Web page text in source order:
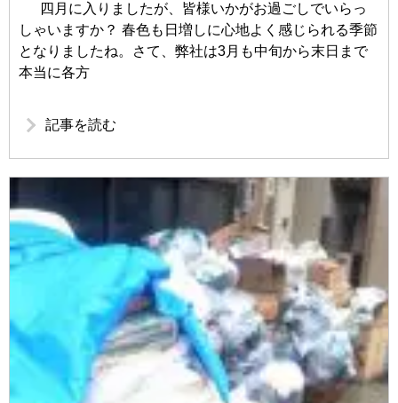
四月に入りましたが、皆様いかがお過ごしでいらっ
しゃいますか？ 春色も日増しに心地よく感じられる季節
となりましたね。さて、弊社は3月も中旬から末日まで
本当に各方
記事を読む